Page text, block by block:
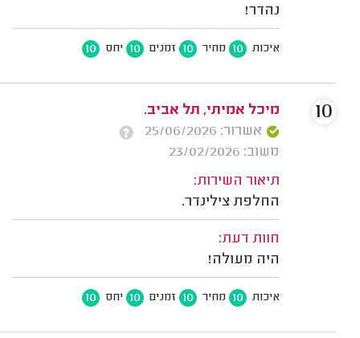
נהדר!
איכות 10 מחיר 10 זמנים 10 יחס 10
מיכל אמיתי, תל אביב.
אשרור: 25/06/2026
משוב: 23/02/2026
תיאור השירות:
החלפת צילינדר.
חוות דעת:
היה מעולה!
איכות 10 מחיר 10 זמנים 10 יחס 10
10